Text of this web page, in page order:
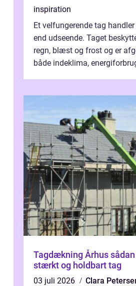
inspiration
Et velfungerende tag
end udseende. Taget
regn, blæst og frost og er
både indeklima,
Tagdækning Århus sådan får du et
stærkt og holdbart tag
03 juli 2026
Clara